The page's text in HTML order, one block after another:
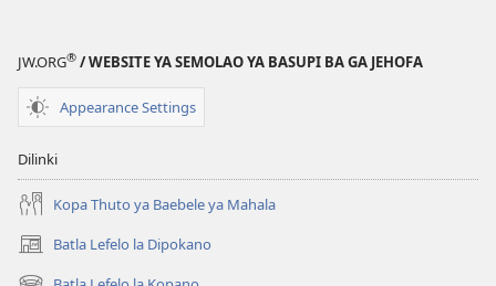
JW.ORG® / WEBSITE YA SEMOLAO YA BASUPI BA GA JEHOFA
Appearance Settings
Dilinki
Kopa Thuto ya Baebele ya Mahala
Batla Lefelo la Dipokano
(e
bula